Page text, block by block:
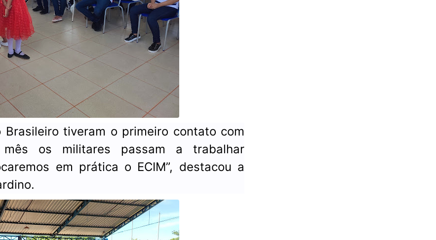
tiveram o primeiro contato com
os militares passam a trabalhar
em prática o ECIM”, destacou a